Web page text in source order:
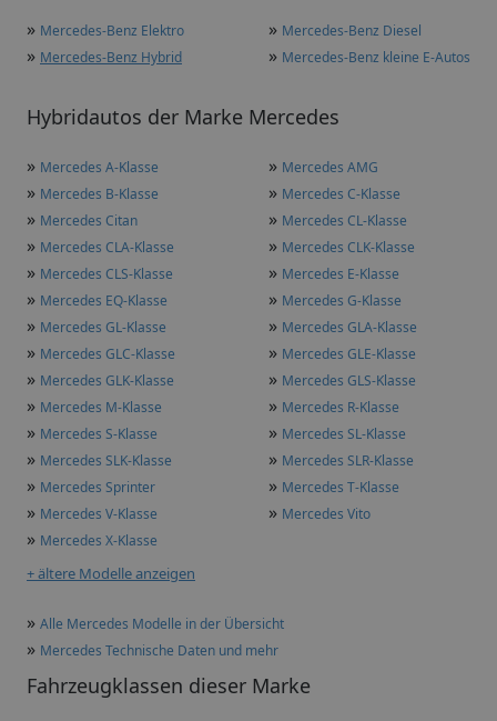
» Mercedes-Benz Elektro » Mercedes-Benz Diesel
» Mercedes-Benz Hybrid » Mercedes-Benz kleine E-Autos
Hybridautos der Marke Mercedes
» Mercedes A-Klasse » Mercedes AMG
» Mercedes B-Klasse » Mercedes C-Klasse
» Mercedes Citan » Mercedes CL-Klasse
» Mercedes CLA-Klasse » Mercedes CLK-Klasse
» Mercedes CLS-Klasse » Mercedes E-Klasse
» Mercedes EQ-Klasse » Mercedes G-Klasse
» Mercedes GL-Klasse » Mercedes GLA-Klasse
» Mercedes GLC-Klasse » Mercedes GLE-Klasse
» Mercedes GLK-Klasse » Mercedes GLS-Klasse
» Mercedes M-Klasse » Mercedes R-Klasse
» Mercedes S-Klasse » Mercedes SL-Klasse
» Mercedes SLK-Klasse » Mercedes SLR-Klasse
» Mercedes Sprinter » Mercedes T-Klasse
» Mercedes V-Klasse » Mercedes Vito
» Mercedes X-Klasse
+ ältere Modelle anzeigen
» Alle Mercedes Modelle in der Übersicht
» Mercedes Technische Daten und mehr
Fahrzeugklassen dieser Marke